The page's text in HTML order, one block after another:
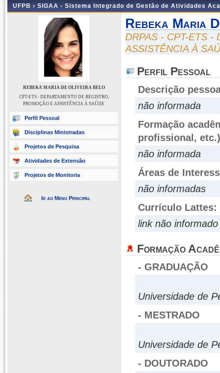
UFPB › SIGAA - Sistema Integrado de Gestão de Atividades
REBEKA MARIA DE OLIVEIRA BELO
CPT-ETS - DEPARTAMENTO DE REGISTRO,
PROMOÇÃO E ASSISTÊNCIA À SAÚDE
Perfil Pessoal
Disciplinas Ministradas
Projetos de Pesquisa
Atividades de Extensão
Projetos de Monitoria
Ir ao Menu Principal
Rebeka Maria
DRPAS - CPT-ETS -
ASSISTÊNCIA À
Perfil Pessoal
Descrição
não informada
Formação
profissional, etc.)
não informada
Áreas de
não informadas
Currículo Lattes:
link não informado
Formação
- GRADUAÇÃO
Universidade de
- MESTRADO
Universidade de
- DOUTORADO